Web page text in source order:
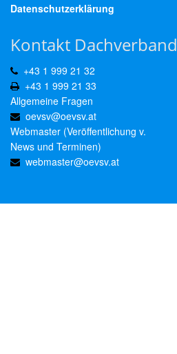
Datenschutzerklärung
Kontakt Dachverband
+43 1 999 21 32
+43 1 999 21 33
Allgemeine Fragen
oevsv@oevsv.at
Webmaster (Veröffentlichung v.
News und Terminen)
webmaster@oevsv.at